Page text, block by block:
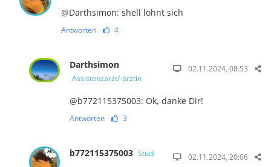
@Darthsimon: shell lohnt sich
Antworten 4
Darthsimon
Assistenzarzt/-ärztin
02.11.2024, 08:53
@b772115375003: Ok, danke Dir!
Antworten 3
b772115375003 Studi 02.11.2024, 20:06